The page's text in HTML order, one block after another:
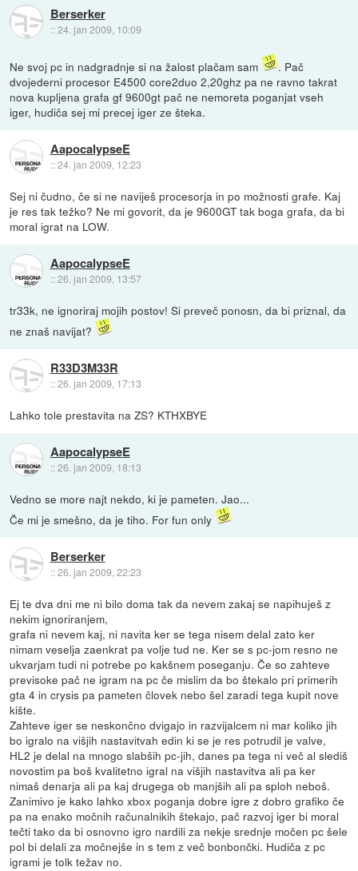
Berserker
::24. jan 2009, 10:09
Ne svoj pc in nadgradnje si na žalost plačam sam
. Pač
dvojederni procesor E4500 core2duo 2,20ghz pa ne ravno takrat
nova kupljena grafa gf 9600gt pač ne nemoreta poganjat vseh
iger, hudiča sej mi precej iger ze šteka.
AapocalypseE
::24. jan 2009, 12:23
Sej ni čudno, če si ne naviješ procesorja in po možnosti grafe. Kaj
je res tak težko? Ne mi govorit, da je 9600GT tak boga grafa, da bi
moral igrat na LOW.
AapocalypseE
::26. jan 2009, 13:57
tr33k, ne ignoriraj mojih postov! Si preveč ponosn, da bi priznal, da
ne znaš navijat?
R33D3M33R
::26. jan 2009, 17:13
Lahko tole prestavita na ZS? KTHXBYE
AapocalypseE
::26. jan 2009, 18:13
Vedno se more najt nekdo, ki je pameten. Jao...
Če mi je smešno, da je tiho. For fun only
Berserker
::26. jan 2009, 22:23
Ej te dva dni me ni bilo doma tak da nevem zakaj se napihuješ z
nekim ignoriranjem,
grafa ni nevem kaj, ni navita ker se tega nisem delal zato ker
nimam veselja zaenkrat pa volje tud ne. Ker se s pc-jom resno ne
ukvarjam tudi ni potrebe po kakšnem poseganju. Če so zahteve
previsoke pač ne igram na pc če mislim da bo štekalo pri primerih
gta 4 in crysis pa pameten človek nebo šel zaradi tega kupit nove
kište.
Zahteve iger se neskončno dvigajo in razvijalcem ni mar koliko jih
bo igralo na višjih nastavitvah edin ki se je res potrudil je valve,
HL2 je delal na mnogo slabših pc-jih, danes pa tega ni več al slediš
novostim pa boš kvalitetno igral na višjih nastavitva ali pa ker
nimaš denarja ali pa kaj drugega ob manjših ali pa sploh neboš.
Zanimivo je kako lahko xbox poganja dobre igre z dobro grafiko če
pa na enako močnih računalnikih štekajo, pač razvoj iger bi moral
tečti tako da bi osnovno igro nardili za nekje srednje močen pc šele
pol bi delali za močnejše in s tem z več bonbončki. Hudiča z pc
igrami je tolk težav no.